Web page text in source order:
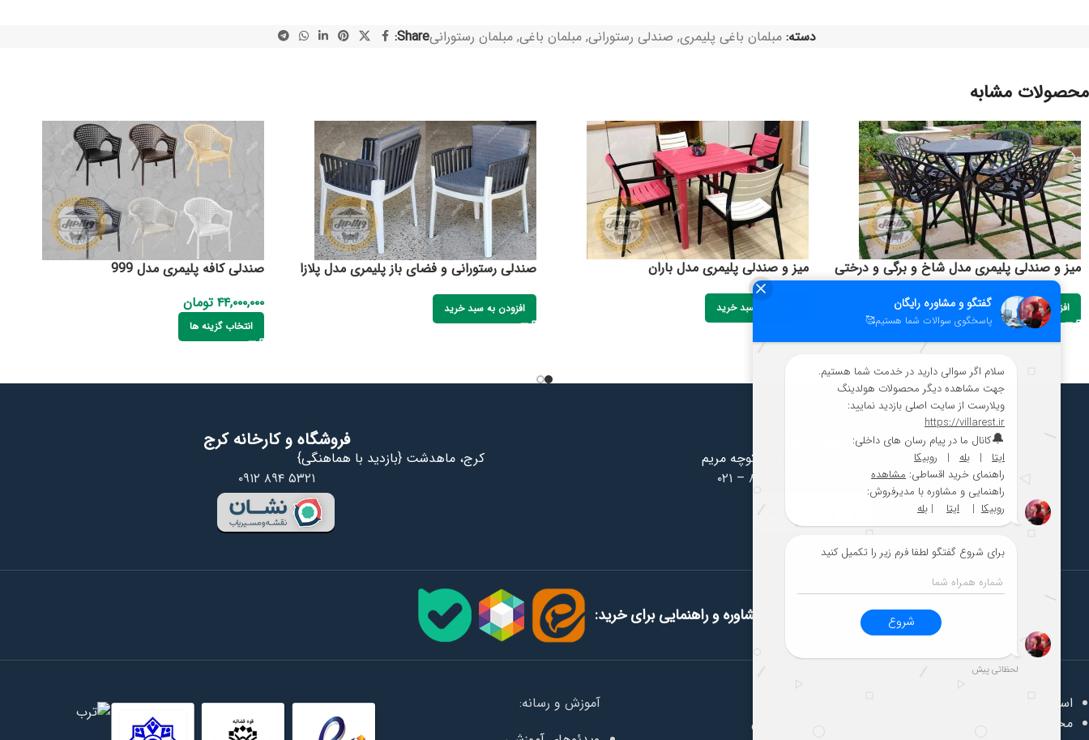
دسته: مبلمان باغی پلیمری, صندلی رستورانی, مبلمان باغی, مبلمان رستورانیShare:
محصولات مشابه
میز و صندلی پلیمری مدل شاخ و برگی و درختی
افزودن به سبد خرید
میز و صندلی پلیمری مدل باران
افزودن به سبد خرید
صندلی رستورانی و فضای باز پلیمری مدل پلازا
افزودن به سبد خرید
صندلی کافه پلیمری مدل 999
۴۴,۰۰۰,۰۰۰ تومان
انتخاب گزینه ها
سهروردی شمالی، خیابان سورنا، کوچه مریم
۰۲۱ – ۸۸۷۳ ۴۴۶۲
۰۹۱۲ ۰۱۲ ۰۴۵۹
فروشگاه و کارخانه کرج
کرج، ماهدشت {بازدید با هماهنگی}
۰۹۱۲ ۸۹۴ ۵۳۲۱
مشاوره و راهنمایی برای خرید:
استعلام هزینه ارسال
محصولات شوروم
تماس با ویلامبل
آموزش و رسانه: